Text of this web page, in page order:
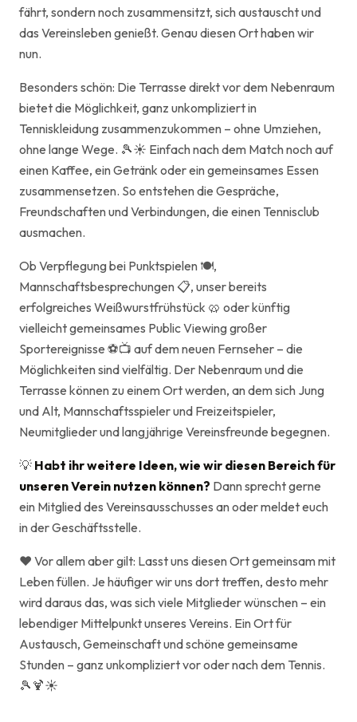
fährt, sondern noch zusammensitzt, sich austauscht und
das Vereinsleben genießt. Genau diesen Ort haben wir
nun.
Besonders schön: Die Terrasse direkt vor dem Nebenraum
bietet die Möglichkeit, ganz unkompliziert in
Tenniskleidung zusammenzukommen – ohne Umziehen,
ohne lange Wege. 🎾☀️ Einfach nach dem Match noch auf
einen Kaffee, ein Getränk oder ein gemeinsames Essen
zusammensetzen. So entstehen die Gespräche,
Freundschaften und Verbindungen, die einen Tennisclub
ausmachen.
Ob Verpflegung bei Punktspielen 🍽️,
Mannschaftsbesprechungen 📋, unser bereits
erfolgreiches Weißwurstfrühstück 🥨 oder künftig
vielleicht gemeinsames Public Viewing großer
Sportereignisse ⚽📺 auf dem neuen Fernseher – die
Möglichkeiten sind vielfältig. Der Nebenraum und die
Terrasse können zu einem Ort werden, an dem sich Jung
und Alt, Mannschaftsspieler und Freizeitspieler,
Neumitglieder und langjährige Vereinsfreunde begegnen.
💡 Habt ihr weitere Ideen, wie wir diesen Bereich für
unseren Verein nutzen können? Dann sprecht gerne
ein Mitglied des Vereinsausschusses an oder meldet euch
in der Geschäftsstelle.
❤️ Vor allem aber gilt: Lasst uns diesen Ort gemeinsam mit
Leben füllen. Je häufiger wir uns dort treffen, desto mehr
wird daraus das, was sich viele Mitglieder wünschen – ein
lebendiger Mittelpunkt unseres Vereins. Ein Ort für
Austausch, Gemeinschaft und schöne gemeinsame
Stunden – ganz unkompliziert vor oder nach dem Tennis.
🎾🍹☀️